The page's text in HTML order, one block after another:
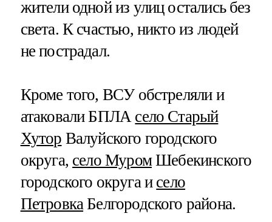
жители одной из улиц остались без
света. К счастью, никто из людей
не пострадал.
Кроме того, ВСУ обстреляли и
атаковали БПЛА село Старый
Хутор Валуйского городского
округа, село МуромШебекинского
городского округа и село
Петровка Белгородского района.